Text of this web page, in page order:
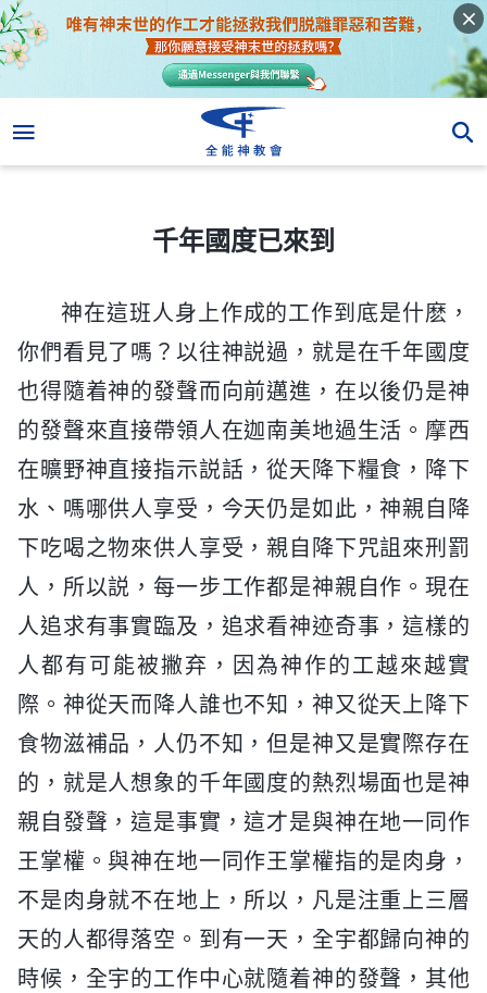
千年國度已來到
神在這班人身上作成的工作到底是什麽，
你們看見了嗎？以往神説過，就是在千年國度
也得隨着神的發聲而向前邁進，在以後仍是神
的發聲來直接帶領人在迦南美地過生活。摩西
在曠野神直接指示説話，從天降下糧食，降下
水、嗎哪供人享受，今天仍是如此，神親自降
下吃喝之物來供人享受，親自降下咒詛來刑罰
人，所以説，每一步工作都是神親自作。現在
人追求有事實臨及，追求看神迹奇事，這樣的
人都有可能被撇弃，因為神作的工越來越實
際。神從天而降人誰也不知，神又從天上降下
食物滋補品，人仍不知，但是神又是實際存在
的，就是人想象的千年國度的熱烈場面也是神
親自發聲，這是事實，這才是與神在地一同作
王掌權。與神在地一同作王掌權指的是肉身，
不是肉身就不在地上，所以，凡是注重上三層
天的人都得落空。到有一天，全宇都歸向神的
時候，全宇的工作中心就隨着神的發聲，其他